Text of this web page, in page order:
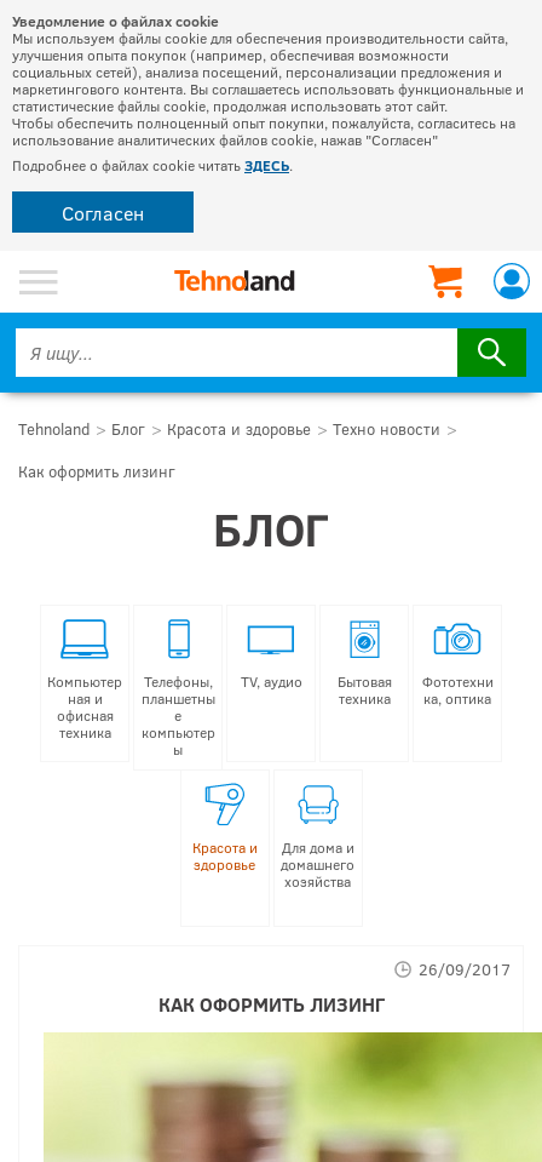
Уведомление о файлах cookie
Мы используем файлы cookie для обеспечения производительности сайта,
улучшения опыта покупок (например, обеспечивая возможности
социальных сетей), анализа посещений, персонализации предложения и
маркетингового контента. Вы соглашаетесь использовать функциональные и
статистические файлы cookie, продолжая использовать этот сайт.
Чтобы обеспечить полноценный опыт покупки, пожалуйста, согласитесь на
использование аналитических файлов cookie, нажав "Согласен"
Подробнее о файлах cookie читатьЗДЕСЬ.
Согласен
Tehnoland Блог Красота и здоровье
Техно новости
Как оформить лизинг
БЛОГ
Компьютер
ная и
офисная
техника
Телефоны,
планшетны
е
компьютер
ы
TV, аудио
Бытовая
техника
Фототехни
ка, оптика
Красота и
здоровье
Для дома и
домашнего
хозяйства
КАК ОФОРМИТЬ ЛИЗИНГ
26/09/2017